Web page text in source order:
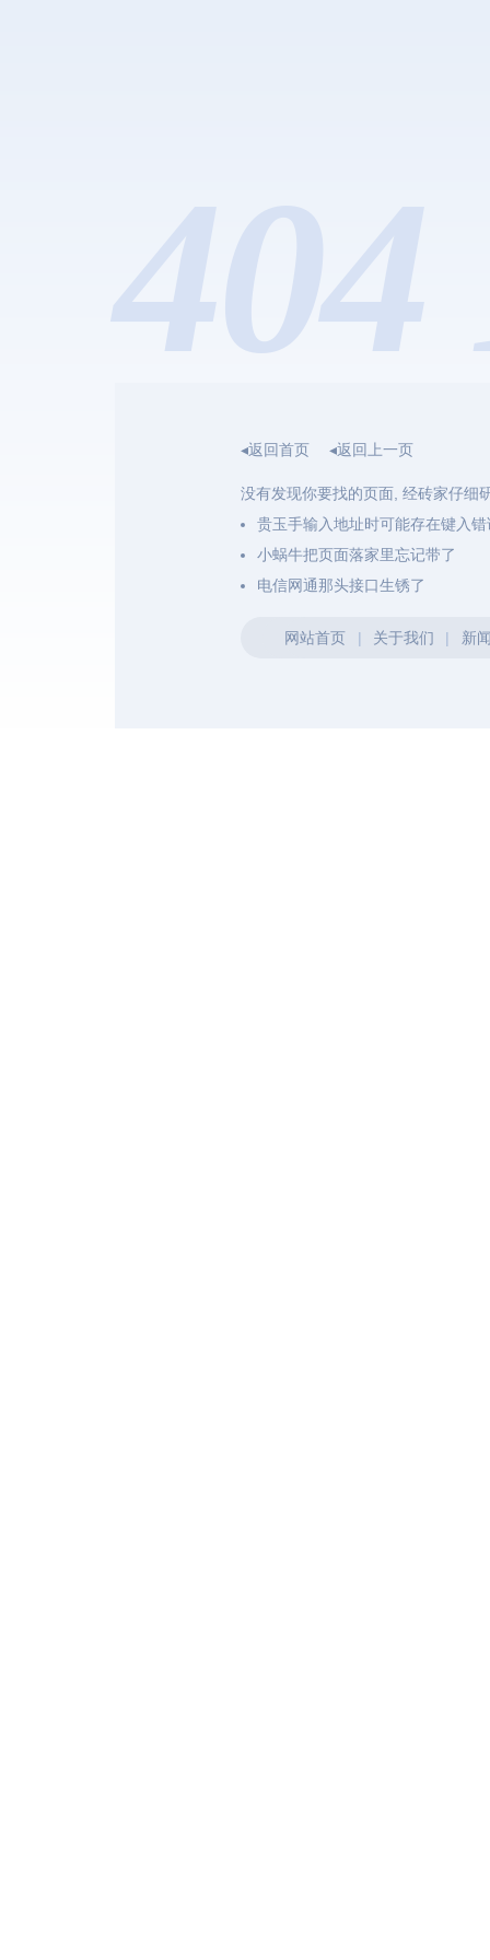
◂返回首页 ◂返回上一页
没有发现你要找的页面, 经砖家仔细
贵玉手输入地址时可能存在键入错
小蜗牛把页面落家里忘记带了
电信网通那头接口生锈了
网站首页 | 关于我们 | 新